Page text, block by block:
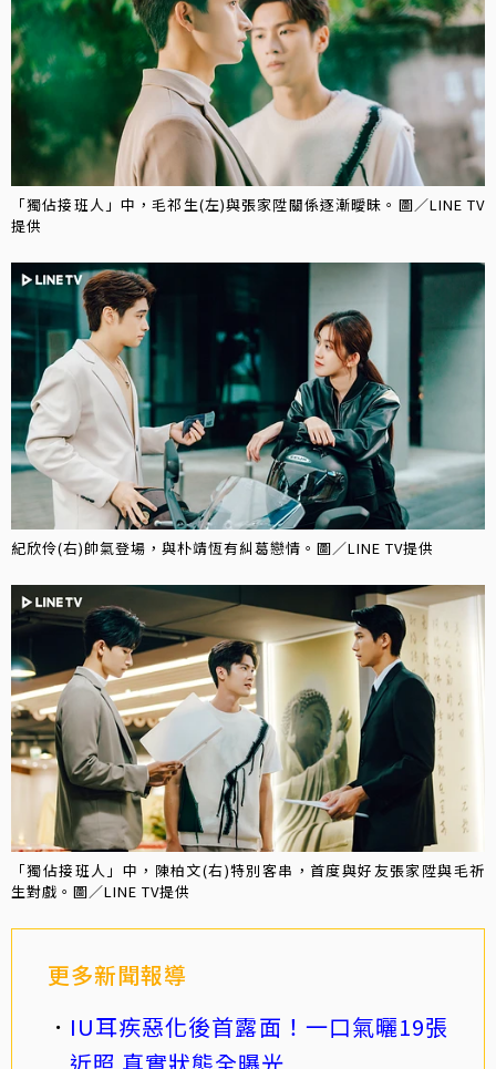
「獨佔接班人」中，毛祁生(左)與張家陞關係逐漸曖昧。圖／LINE TV
提供
紀欣伶(右)帥氣登場，與朴靖恆有糾葛戀情。圖／LINE TV提供
「獨佔接班人」中，陳柏文(右)特別客串，首度與好友張家陞與毛祈
生對戲。圖／LINE TV提供
更多新聞報導
IU耳疾惡化後首露面！一口氣曬19張
近照 真實狀態全曝光